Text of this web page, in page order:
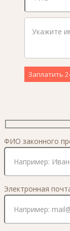
Заплатить
ФИО законного
Электронная